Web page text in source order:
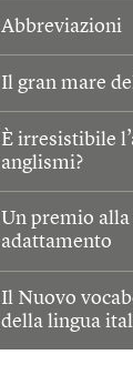
Abbreviazioni
Il gran mare
È irresistibile
anglismi?
Un premio alla
adattamento
Il Nuovo
della lingua